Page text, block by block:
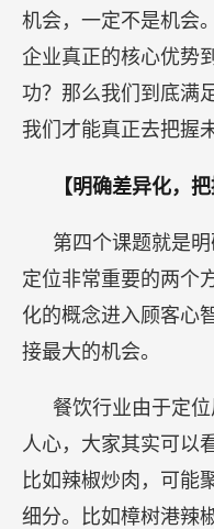
机会，一定不是机会
企业真正的核心优势
功？那么我们到底满
我们才能真正去把握
【明确差异化，把
第四个课题就是
定位非常重要的两个
化的概念进入顾客心
接最大的机会。
餐饮行业由于定
人心，大家其实可以
比如辣椒炒肉，可能
细分。比如樟树港辣